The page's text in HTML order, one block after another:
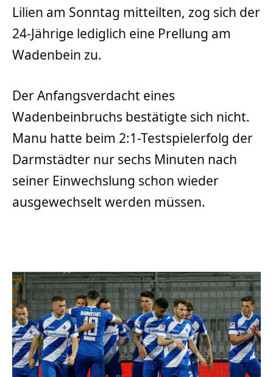
Lilien am Sonntag mitteilten, zog sich der
24-Jährige lediglich eine Prellung am
Wadenbein zu.
Der Anfangsverdacht eines
Wadenbeinbruchs bestätigte sich nicht.
Manu hatte beim 2:1-Testspielerfolg der
Darmstädter nur sechs Minuten nach
seiner Einwechslung schon wieder
ausgewechselt werden müssen.